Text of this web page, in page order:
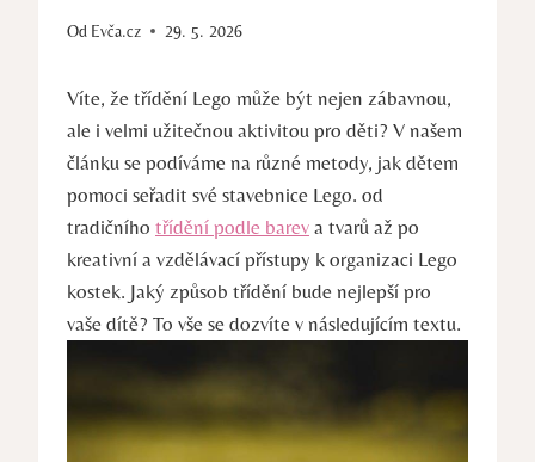
Od Evča.cz 29. 5. 2026
Víte, že třídění Lego může být nejen ‍zábavnou,
ale⁢ i velmi užitečnou aktivitou pro děti? V našem
článku se podíváme na různé metody, jak ‌dětem
pomoci seřadit své stavebnice Lego. od⁣
tradičního třídění podle barev a tvarů až po
kreativní⁢ a vzdělávací přístupy k organizaci⁢ Lego
kostek. Jaký způsob třídění bude nejlepší pro
vaše dítě? To vše‌ se dozvíte v⁣ následujícím ⁣textu.